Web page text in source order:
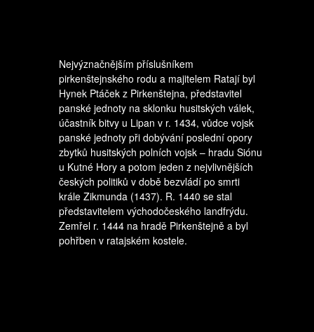
Nejvýznačnějším příslušníkem
pirkenštejnského rodu a majitelem Ratají byl
Hynek Ptáček z Pirkenštejna, představitel
panské jednoty na sklonku husitských válek,
účastník bitvy u Lipan v r. 1434, vůdce vojsk
panské jednoty při dobývání poslední opory
zbytků husitských polních vojsk – hradu Siónu
u Kutné Hory a potom jeden z nejvlivnějších
českých politiků v době bezvládí po smrti
krále Zikmunda (1437). R. 1440 se stal
představitelem východočeského landfrýdu.
Zemřel r. 1444 na hradě Pirkenštejně a byl
pohřben v ratajském kostele.